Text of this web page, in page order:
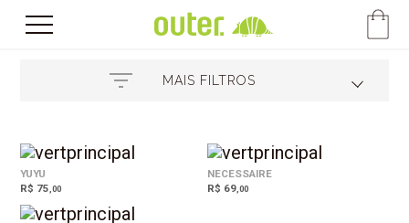
MAIS FILTROS
YUYU
R$ 75 ,00
NECESSAIRE
R$ 69,00